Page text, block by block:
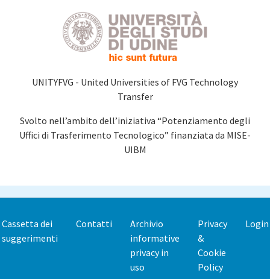
UNITYFVG - United Universities of FVG Technology
Transfer
Svolto nell’ambito dell’iniziativa “Potenziamento degli
Uffici di Trasferimento Tecnologico” finanziata da MISE-
UIBM
Footer
Cassetta dei
suggerimenti
Contatti
Archivio
informative
privacy in
uso
Privacy
&
Cookie
Policy
Login